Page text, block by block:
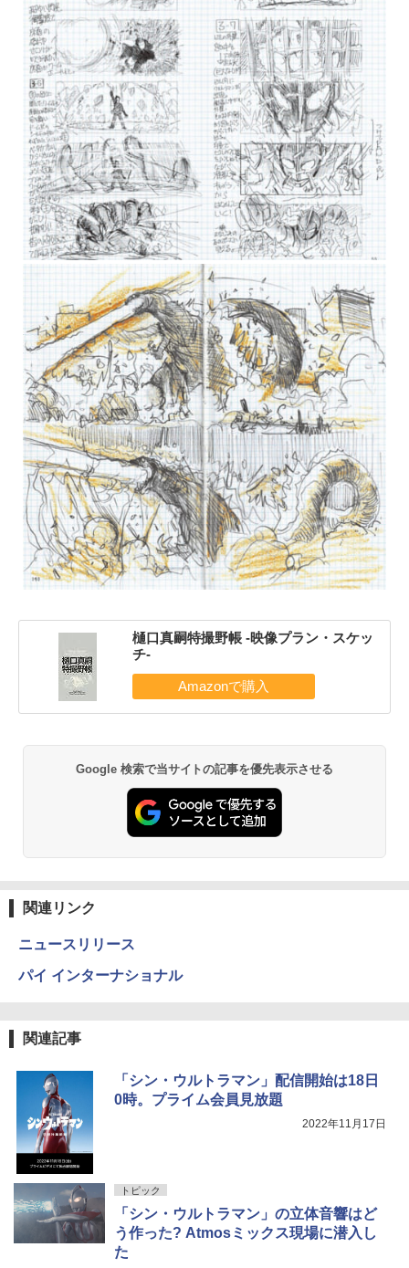
樋口真嗣特撮野帳 -映像プラン・スケッ
チ-
Google 検索で当サイトの記事を優先表示させる
関連リンク
ニュースリリース
パイ インターナショナル
関連記事
「シン・ウルトラマン」配信開始は18日
0時。プライム会員見放題
2022年11月17日
トピック
「シン・ウルトラマン」の立体音響はど
う作った? Atmosミックス現場に潜入し
た